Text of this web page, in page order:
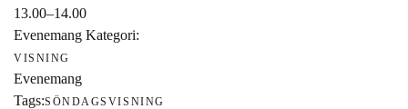
13.00–14.00
Evenemang Kategori:
VISNING
Evenemang
Tags:SÖNDAGSVISNING